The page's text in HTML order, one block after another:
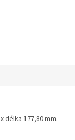
délka 177,80 mm.